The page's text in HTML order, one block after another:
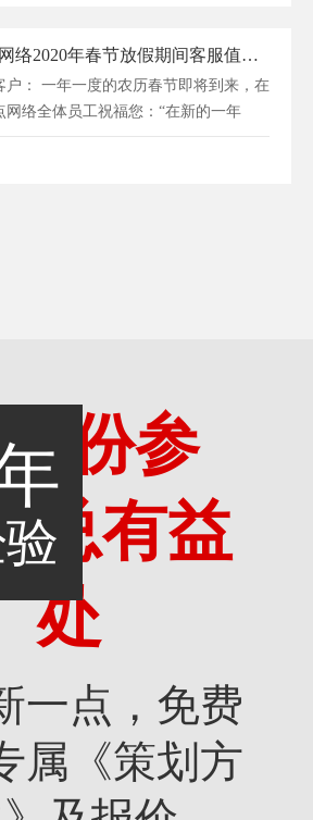
新一点网络2020年春节放假期间客服值班的通知
户： 一年一度的农历春节即将到来，在
网络全体员工祝福您：“在新的一年
份参
总有益
处
一点，免费
属《策划方